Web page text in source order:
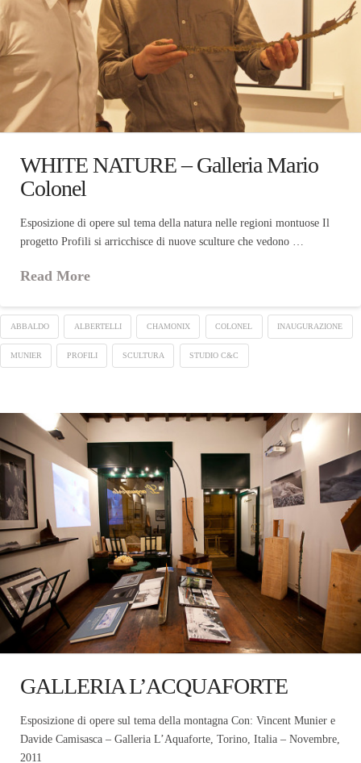
WHITE NATURE – Galleria Mario
Colonel
Esposizione di opere sul tema della natura nelle regioni montuose Il
progetto Profili si arricchisce di nuove sculture che vedono …
Read More
ABBALDO ALBERTELLI CHAMONIX COLONEL INAUGURAZIONE
MUNIER PROFILI SCULTURA STUDIO C&C
GALLERIA L’ACQUAFORTE
Esposizione di opere sul tema della montagna Con: Vincent Munier e
Davide Camisasca – Galleria L’Aquaforte, Torino, Italia – Novembre,
2011